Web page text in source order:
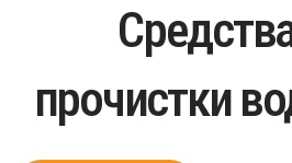
прочистки